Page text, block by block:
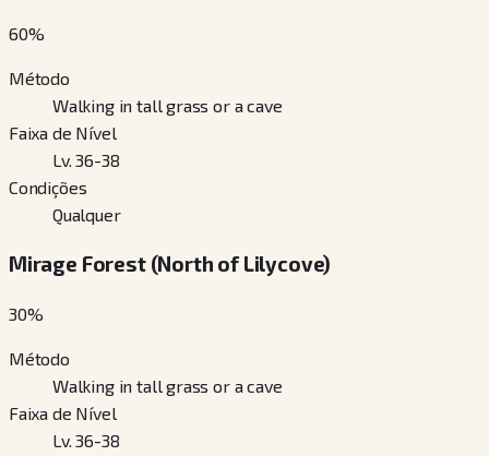
60%
Método
Walking in tall grass or a cave
Faixa de Nível
Lv. 36-38
Condições
Qualquer
Mirage Forest (North of Lilycove)
30%
Método
Walking in tall grass or a cave
Faixa de Nível
Lv. 36-38